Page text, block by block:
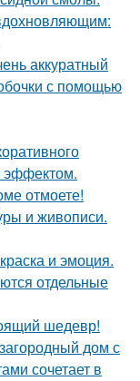
аккуратный
с помощью
эффектом.
отмоете!
и живописи.
и эмоция.
отдельные
шедевр!
дом с
сочетает в